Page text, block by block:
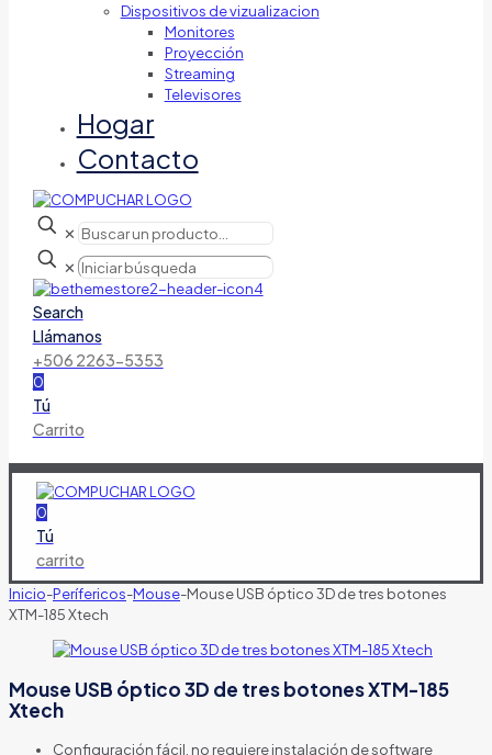
Dispositivos de vizualizacion
Monitores
Proyección
Streaming
Televisores
Hogar
Contacto
✕
✕
Search
Llámanos
+506 2263-5353
0
Tú
Carrito
0
Tú
carrito
Inicio-Perífericos-Mouse-Mouse USB óptico 3D de tres botones
XTM-185 Xtech
Mouse USB óptico 3D de tres botones XTM-185
Xtech
Configuración fácil, no requiere instalación de software